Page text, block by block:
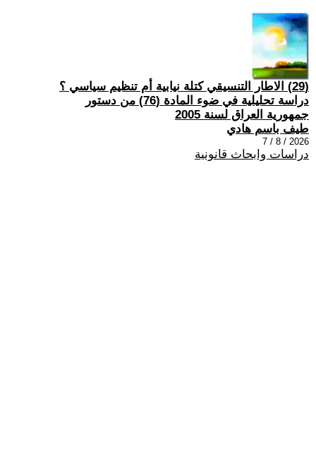
(29) الاطار التنسيقي كتلة نيابية أم تنظيم سياسي ؟
دراسة تحليلية في ضوء المادة (76) من دستور
جمهورية العراق لسنة 2005
طيف باسم هادي
2026 / 8 / 7
دراسات وابحاث قانونية